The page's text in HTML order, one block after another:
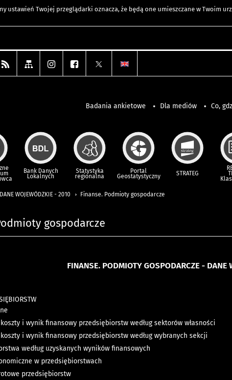
ustawień Twojej przeglądarki oznacza, że będą one umieszczane w Twoim
Badania ankietowe Dla mediów Co,
Bank Danych
Lokalnych
Statystyka
regionalna
Portal
Geostatystyczny STRATEG
DANE WOJEWÓDZKIE - 2010 Finanse. Podmioty gospodarcze
gospodarcze
FINANSE. PODMIOTY GOSPODARCZE - DANE
koszty i wynik finansowy przedsiębiorstw według sektorów własności
koszty i wynik finansowy przedsiębiorstw według wybranych sekcji
według uzyskanych wyników finansowych
w przedsiębiorstwach
przedsiębiorstw